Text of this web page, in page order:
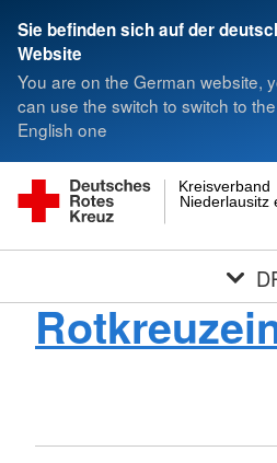
Sie befinden sich auf der
Website
You are on the German website,
can use the switch to switch to the
English one
Niederlausitz
Kreisverband